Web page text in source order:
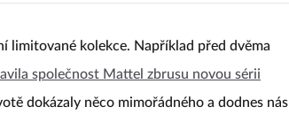
limitované kolekce. Například před dvěma
společnost Mattel zbrusu novou sérii
dokázaly něco mimořádného a dodnes nás